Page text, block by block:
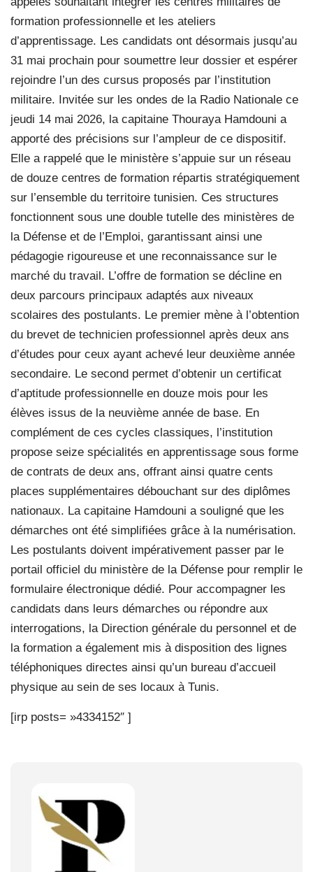
formation professionnelle et les ateliers
d’apprentissage. Les candidats ont désormais jusqu’au
31 mai prochain pour soumettre leur dossier et espérer
rejoindre l’un des cursus proposés par l’institution
militaire. Invitée sur les ondes de la Radio Nationale ce
jeudi 14 mai 2026, la capitaine Thouraya Hamdouni a
apporté des précisions sur l’ampleur de ce dispositif.
Elle a rappelé que le ministère s’appuie sur un réseau
de douze centres de formation répartis stratégiquement
sur l’ensemble du territoire tunisien. Ces structures
fonctionnent sous une double tutelle des ministères de
la Défense et de l’Emploi, garantissant ainsi une
pédagogie rigoureuse et une reconnaissance sur le
marché du travail. L’offre de formation se décline en
deux parcours principaux adaptés aux niveaux
scolaires des postulants. Le premier mène à l’obtention
du brevet de technicien professionnel après deux ans
d’études pour ceux ayant achevé leur deuxième année
secondaire. Le second permet d’obtenir un certificat
d’aptitude professionnelle en douze mois pour les
élèves issus de la neuvième année de base. En
complément de ces cycles classiques, l’institution
propose seize spécialités en apprentissage sous forme
de contrats de deux ans, offrant ainsi quatre cents
places supplémentaires débouchant sur des diplômes
nationaux. La capitaine Hamdouni a souligné que les
démarches ont été simplifiées grâce à la numérisation.
Les postulants doivent impérativement passer par le
portail officiel du ministère de la Défense pour remplir le
formulaire électronique dédié. Pour accompagner les
candidats dans leurs démarches ou répondre aux
interrogations, la Direction générale du personnel et de
la formation a également mis à disposition des lignes
téléphoniques directes ainsi qu’un bureau d’accueil
physique au sein de ses locaux à Tunis.
[irp posts= »4334152″ ]